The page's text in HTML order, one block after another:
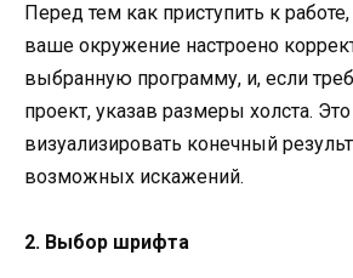
Перед тем как приступить к
ваше окружение настроено
выбранную программу, и, если
проект, указав размеры холста.
визуализировать конечный
возможных искажений.
2. Выбор шрифта